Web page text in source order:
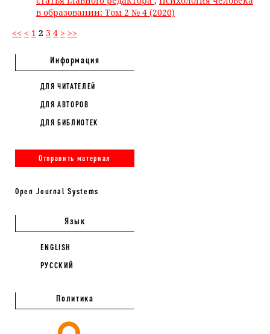
в образовании: Том 2 № 4 (2020)
<< < 1 2 3 4 > >>
Информация
ДЛЯ ЧИТАТЕЛЕЙ
ДЛЯ АВТОРОВ
ДЛЯ БИБЛИОТЕК
Отправить материал
Open Journal Systems
Язык
ENGLISH
РУССКИЙ
Политика